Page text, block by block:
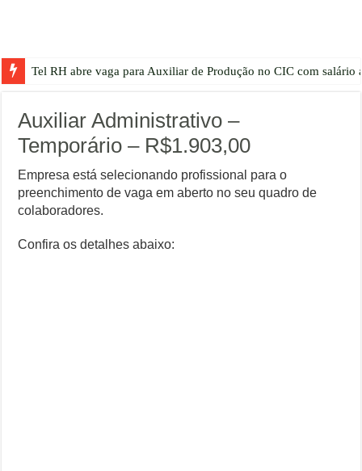
Tel RH abre vaga para Auxiliar de Produção no CIC com salário
Auxiliar Administrativo –
Temporário – R$1.903,00
Empresa está selecionando profissional para o
preenchimento de vaga em aberto no seu quadro de
colaboradores.
Confira os detalhes abaixo: